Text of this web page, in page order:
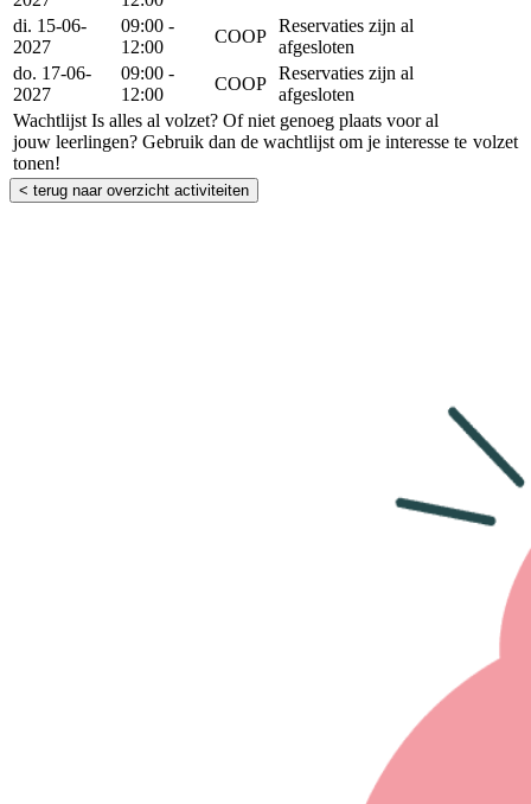
di. 15-06-
2027
09:00 -
12:00
COOP
Reservaties zijn al
afgesloten
do. 17-06-
2027
09:00 -
12:00
COOP
Reservaties zijn al
afgesloten
Wachtlijst Is alles al volzet? Of niet genoeg plaats voor al
jouw leerlingen? Gebruik dan de wachtlijst om je interesse te
tonen!
volzet
< terug naar overzicht activiteiten